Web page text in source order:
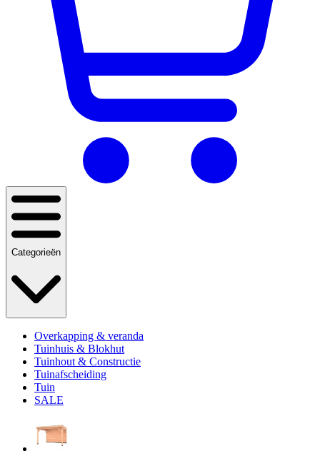
Categorieën
Overkapping & veranda
Tuinhuis & Blokhut
Tuinhout & Constructie
Tuinafscheiding
Tuin
SALE